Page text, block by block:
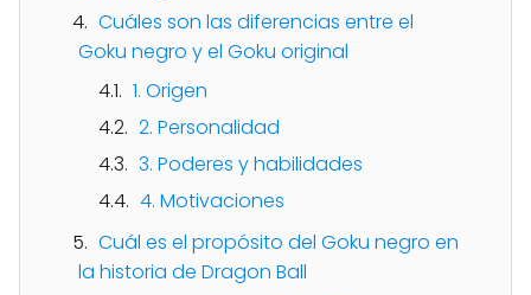
Cuáles son las diferencias entre el
Goku negro y el Goku original
1. Origen
2. Personalidad
3. Poderes y habilidades
4. Motivaciones
Cuál es el propósito del Goku negro en
la historia de Dragon Ball